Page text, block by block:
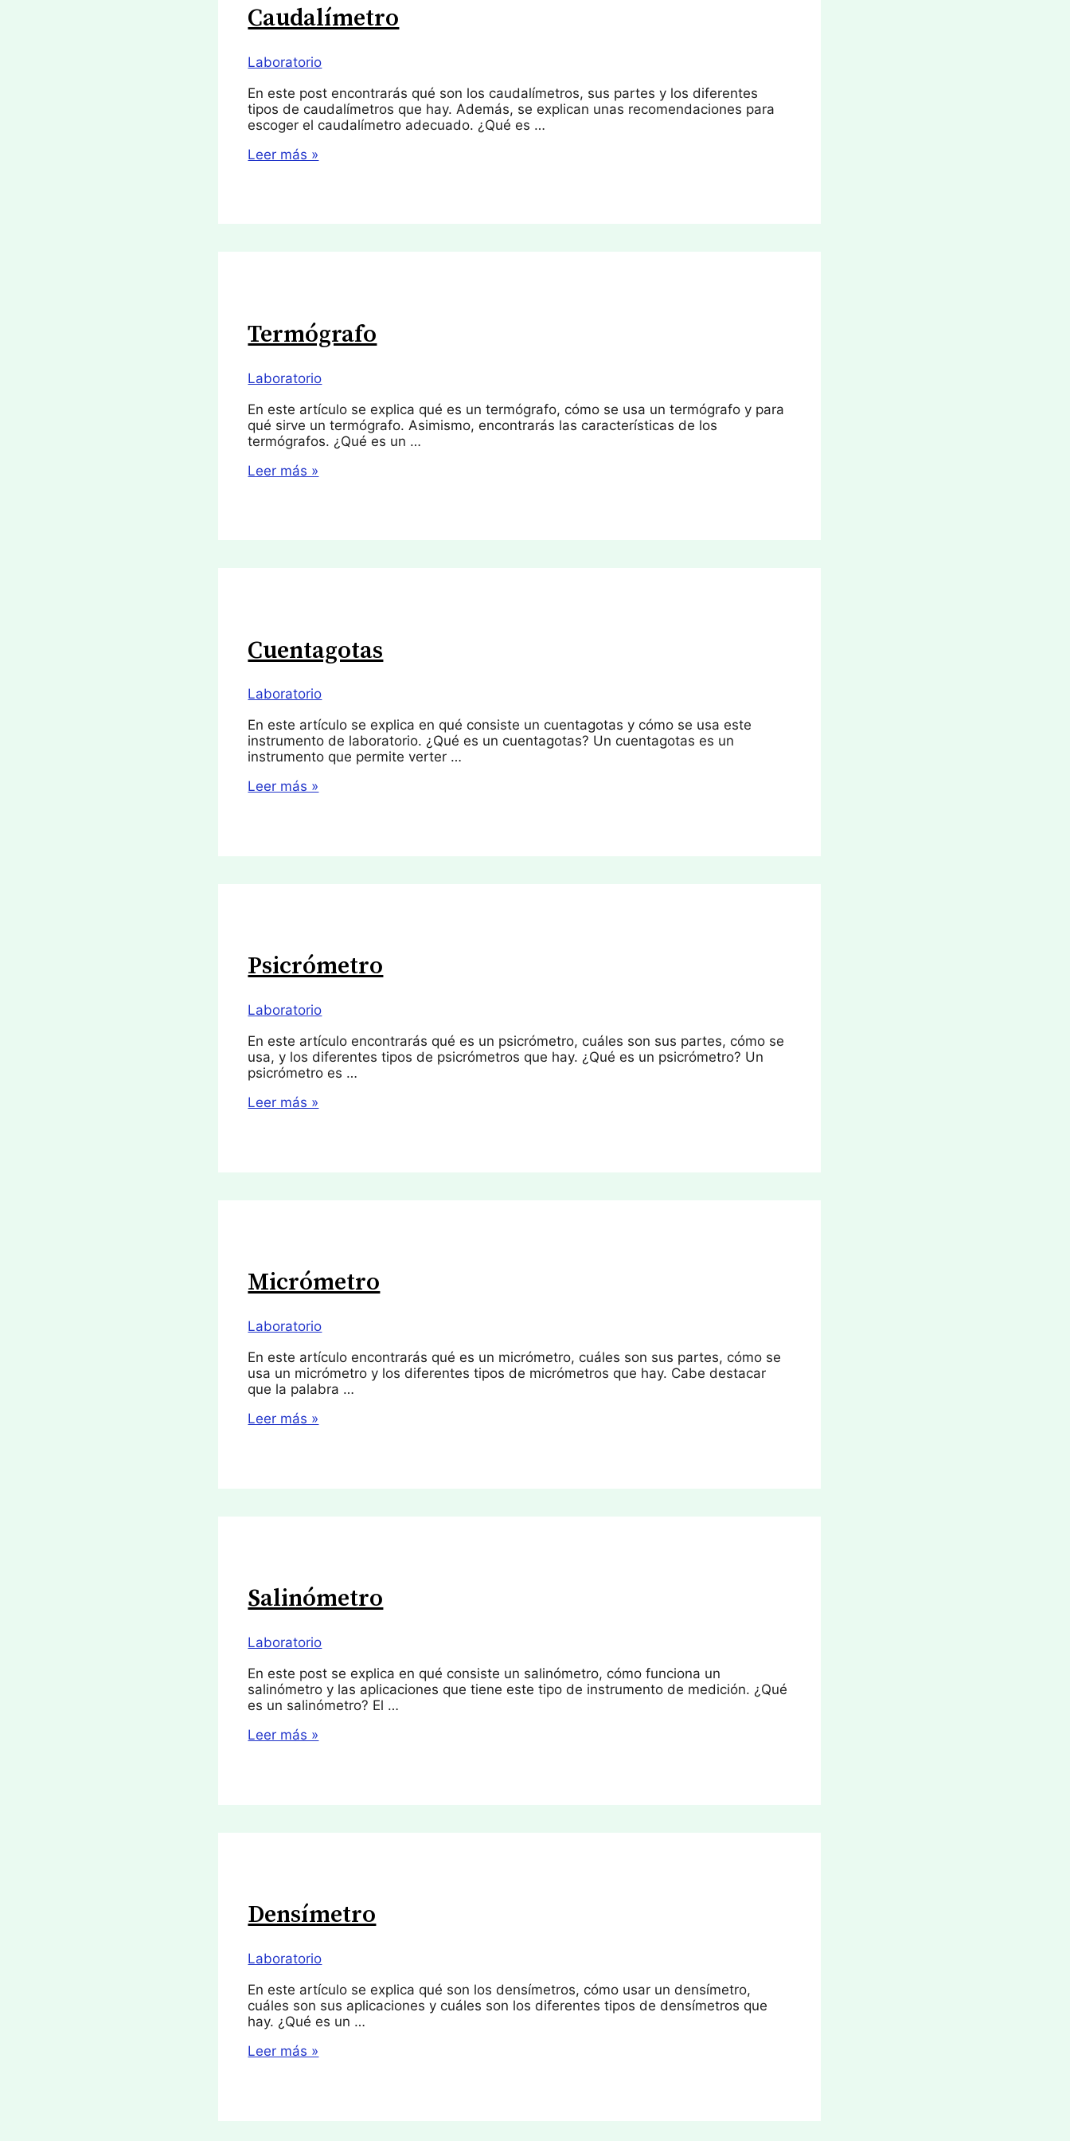
Caudalímetro
Laboratorio
En este post encontrarás qué son los caudalímetros, sus partes y los diferentes
tipos de caudalímetros que hay. Además, se explican unas recomendaciones para
escoger el caudalímetro adecuado. ¿Qué es …
Caudalímetro
Leer más »
Termógrafo
Laboratorio
En este artículo se explica qué es un termógrafo, cómo se usa un termógrafo y para
qué sirve un termógrafo. Asimismo, encontrarás las características de los
termógrafos. ¿Qué es un …
Termógrafo
Leer más »
Cuentagotas
Laboratorio
En este artículo se explica en qué consiste un cuentagotas y cómo se usa este
instrumento de laboratorio. ¿Qué es un cuentagotas? Un cuentagotas es un
instrumento que permite verter …
Cuentagotas
Leer más »
Psicrómetro
Laboratorio
En este artículo encontrarás qué es un psicrómetro, cuáles son sus partes, cómo se
usa, y los diferentes tipos de psicrómetros que hay. ¿Qué es un psicrómetro? Un
psicrómetro es …
Psicrómetro
Leer más »
Micrómetro
Laboratorio
En este artículo encontrarás qué es un micrómetro, cuáles son sus partes, cómo se
usa un micrómetro y los diferentes tipos de micrómetros que hay. Cabe destacar
que la palabra …
Micrómetro
Leer más »
Salinómetro
Laboratorio
En este post se explica en qué consiste un salinómetro, cómo funciona un
salinómetro y las aplicaciones que tiene este tipo de instrumento de medición. ¿Qué
es un salinómetro? El …
Salinómetro
Leer más »
Densímetro
Laboratorio
En este artículo se explica qué son los densímetros, cómo usar un densímetro,
cuáles son sus aplicaciones y cuáles son los diferentes tipos de densímetros que
hay. ¿Qué es un …
Densímetro
Leer más »